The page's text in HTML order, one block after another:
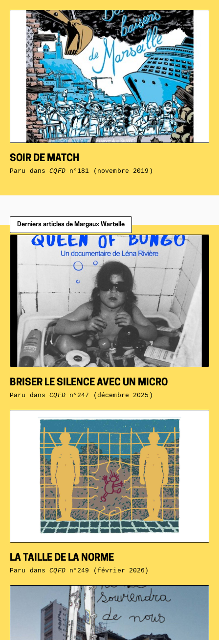
SOIR DE MATCH
Paru dansCQFDn°181 (novembre 2019)
Derniers articles de Margaux Wartelle
LA TAILLE DE LA NORME
Paru dansCQFDn°249 (février 2026)
BRISER LE SILENCE AVEC UN MICRO
Paru dansCQFDn°247 (décembre 2025)